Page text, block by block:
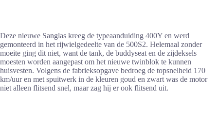
Deze nieuwe Sanglas kreeg de typeaanduiding 400Y en werd
gemonteerd in het rijwielgedeelte van de 500S2. Helemaal zonder
moeite ging dit niet, want de tank, de buddyseat en de zijdeksels
moesten worden aangepast om het nieuwe twinblok te kunnen
huisvesten. Volgens de fabrieksopgave bedroeg de topsnelheid 170
km/uur en met spuitwerk in de kleuren goud en zwart was de motor
niet alleen flitsend snel, maar zag hij er ook flitsend uit.